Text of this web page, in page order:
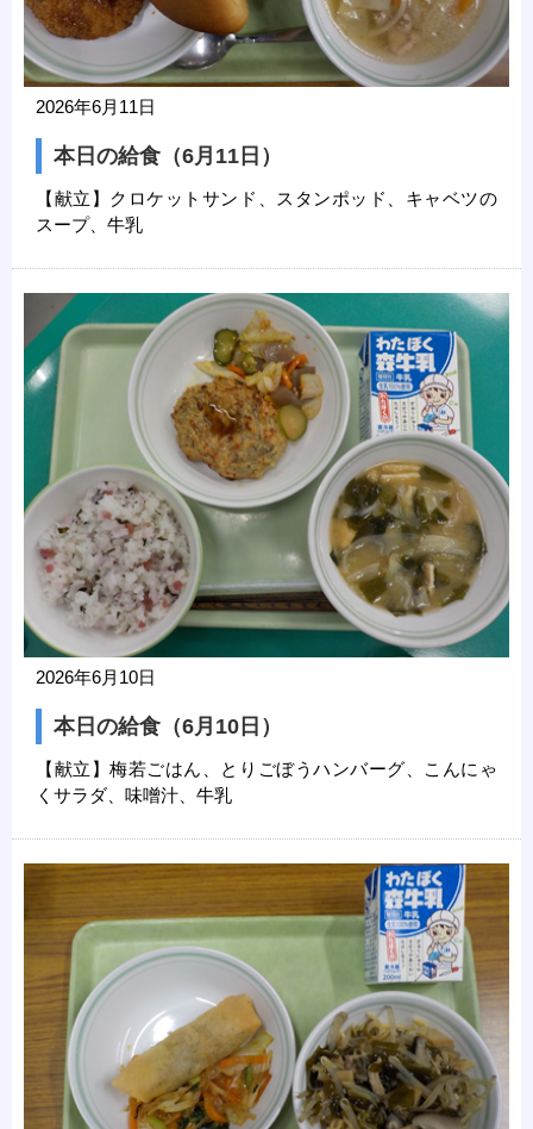
2026年6月11日
本日の給食（6月11日）
【献立】クロケットサンド、スタンポッド、キャベツの
スープ、牛乳
2026年6月10日
本日の給食（6月10日）
【献立】梅若ごはん、とりごぼうハンバーグ、こんにゃ
くサラダ、味噌汁、牛乳